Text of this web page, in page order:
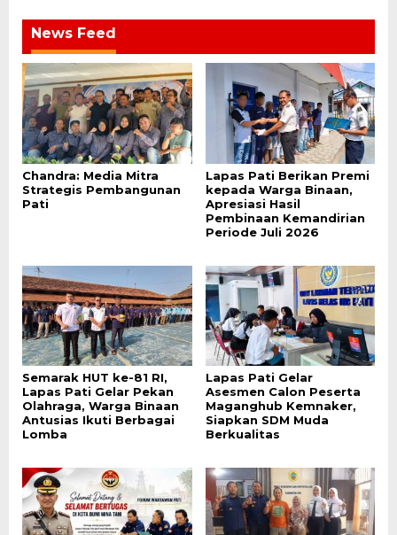
News Feed
Chandra: Media Mitra
Strategis Pembangunan
Pati
Lapas Pati Berikan Premi
kepada Warga Binaan,
Apresiasi Hasil
Pembinaan Kemandirian
Periode Juli 2026
Semarak HUT ke-81 RI,
Lapas Pati Gelar Pekan
Olahraga, Warga Binaan
Antusias Ikuti Berbagai
Lomba
Lapas Pati Gelar
Asesmen Calon Peserta
Maganghub Kemnaker,
Siapkan SDM Muda
Berkualitas